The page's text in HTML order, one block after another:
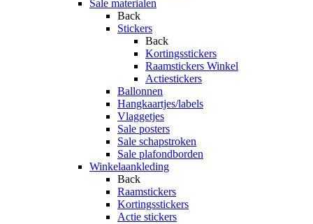
Sale materialen
Back
Stickers
Back
Kortingsstickers
Raamstickers Winkel
Actiestickers
Ballonnen
Hangkaartjes/labels
Vlaggetjes
Sale posters
Sale schapstroken
Sale plafondborden
Winkelaankleding
Back
Raamstickers
Kortingsstickers
Actie stickers